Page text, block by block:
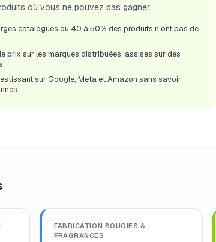
où vous ne pouvez pas gagner.
catalogues où 40 à 50% des produits n'ont pas de
prix sur les marques distribuées, assises sur des
sur Google, Meta et Amazon sans savoir
FABRICATION BOUGIES &
FRAGRANCES